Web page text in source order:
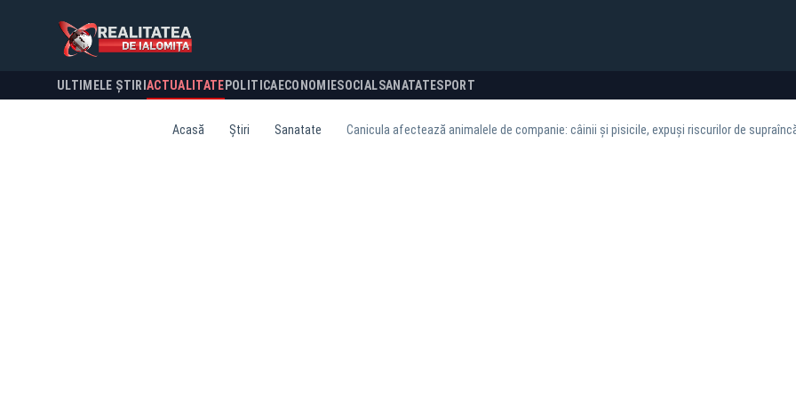
ULTIMELE ȘTIRI ACTUALITATE POLITICA ECONOMIESOCIALSANATATESPORT
Acasă Știri Sanatate Canicula afectează animalele de companie: câinii și pisicile, expuși riscurilor de